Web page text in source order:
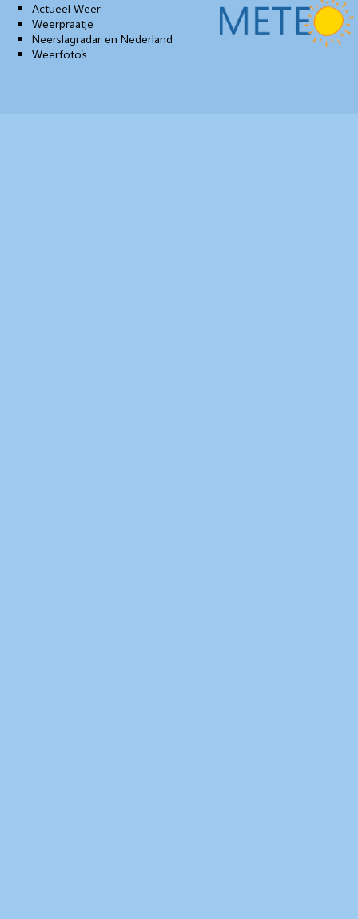
Actueel Weer
Weerpraatje
Neerslagradar en Nederland
Weerfoto’s